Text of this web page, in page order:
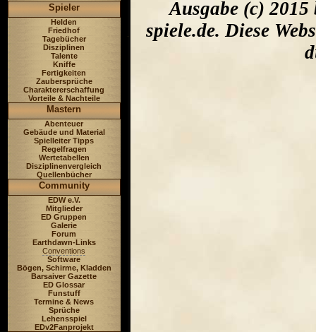
Spieler
Helden
Friedhof
Tagebücher
Disziplinen
Talente
Kniffe
Fertigkeiten
Zaubersprüche
Charaktererschaffung
Vorteile & Nachteile
Mastern
Abenteuer
Gebäude und Material
Spielleiter Tipps
Regelfragen
Wertetabellen
Disziplinenvergleich
Quellenbücher
Community
EDW e.V.
Mitglieder
ED Gruppen
Galerie
Forum
Earthdawn-Links
Conventions
Software
Bögen, Schirme, Kladden
Barsaiver Gazette
ED Glossar
Funstuff
Termine & News
Sprüche
Lehensspiel
EDv2Fanprojekt
Ausgabe (c) 2015
spiele.de. Diese